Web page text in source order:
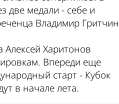
две медали - себе и
Владимир Гритчин
Алексей Харитонов
Впереди еще
старт - Кубок
в начале лета.